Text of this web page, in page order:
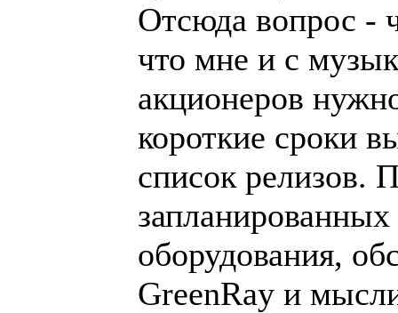
Отсюда вопрос -
что мне и с
акционеров
короткие сроки
список релизов.
оборудования,
GreenRay и